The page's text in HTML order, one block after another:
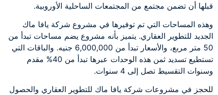
قبلها أن تضمن مجتمع من المجتمعات الساحلية الأوروبية.
وهذه المساحات التي تم توفيرها في مشروع شركة يافا ماك
الجديد للتطوير العقاري. يتميز بأنه مشروع يضم مساحات تبدأ من
50 متر مربع، والأسعار تبدأ من 6,000,000 جنيه. والباقات التي
تستطيع تسديد ثمن هذه الوحدات عبرها تبدأ من 40% مقدم
وسنوات التقسيط تصل إلى 4 سنوات.
للحجز في مشروعات شركة يافا ماك للتطوير العقاري والحصول